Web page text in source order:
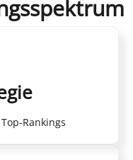
Rankings